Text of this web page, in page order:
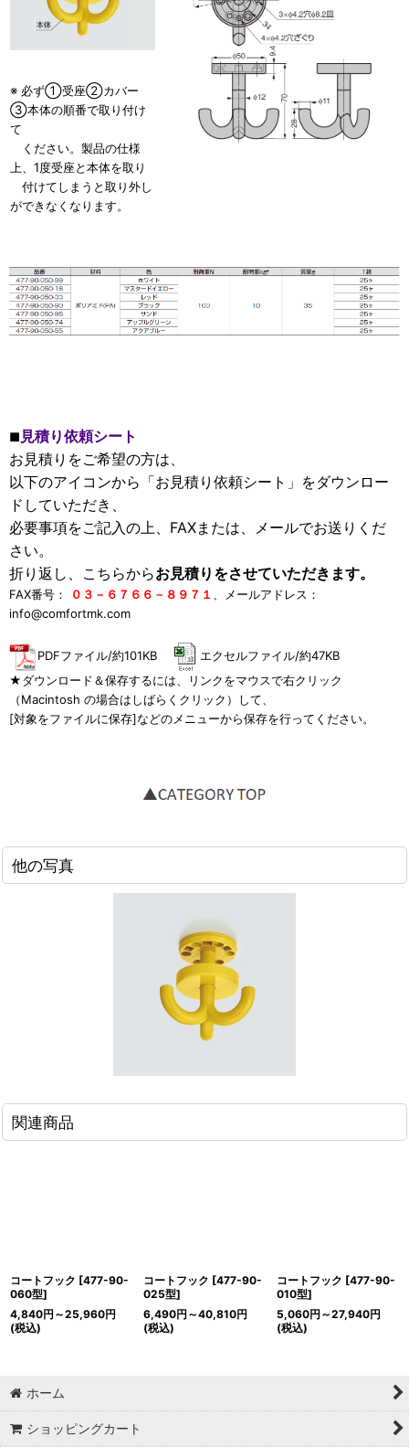
※ 必ず①受座②カバー
③本体の順番で取り付け
て
ください。製品の仕様
上、1度受座と本体を取り
付けてしまうと取り外し
ができなくなります。
■ 見積り依頼シート
お見積りをご希望の方は、
以下のアイコンから「お見積り依頼シート」をダウンロー
ドしていただき、
必要事項をご記入の上、FAXまたは、メールでお送りくだ
さい。
折り返し、こちらからお見積りをさせていただきます。
FAX番号： ０３－６７６６－８９７１
、メールアドレス：
info@comfortmk.com
PDFファイル/約101KB
エクセルファイル/約47KB
★ダウンロード＆保存するには、リンクをマウスで右クリック
（Macintosh の場合はしばらくクリック）して、
[対象をファイルに保存]などのメニューから保存を行ってください。
他の写真
関連商品
コートフック [477-90-
060型]
4,840円 ～25,960円
(税込)
コートフック [477-90-
025型]
6,490円 ～40,810円
(税込)
コートフック [477-90-
010型]
5,060円 ～27,940円
(税込)
ホーム
ショッピングカート